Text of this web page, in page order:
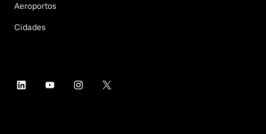
Aeroportos
Cidades